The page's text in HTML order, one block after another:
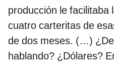
producción le facilitaba
cuatro carteritas de
de dos meses. (…)
hablando? ¿Dólares?